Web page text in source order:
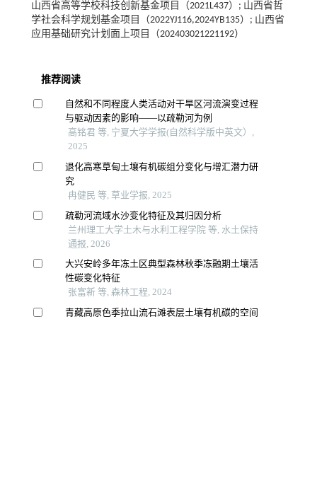
山西省高等学校科技创新基金项目（2021L437）; 山西省哲
学社会科学规划基金项目（2022YJ116,2024YB135）; 山西省
应用基础研究计划面上项目（202403021221192）